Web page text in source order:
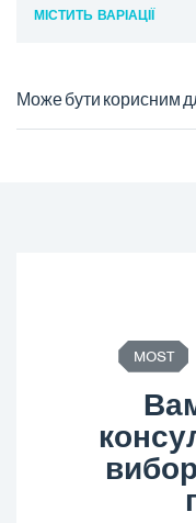
покриття для захисту
МІСТИТЬ ВАРІАЦІЇ
Може бути корисним
MOST